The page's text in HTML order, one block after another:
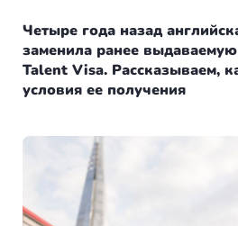
Четыре года назад
заменила ранее
Talent Visa. Рассказываем,
условия ее получения
Румыния
Болгария
Германия
Словения
Франция
Сербия
Венгрия
Вебинары
Пишем в СМИ
+7(499)938-68-05